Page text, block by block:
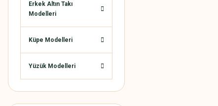
Erkek Altın Takı
Modelleri
Küpe Modelleri
Yüzük Modelleri